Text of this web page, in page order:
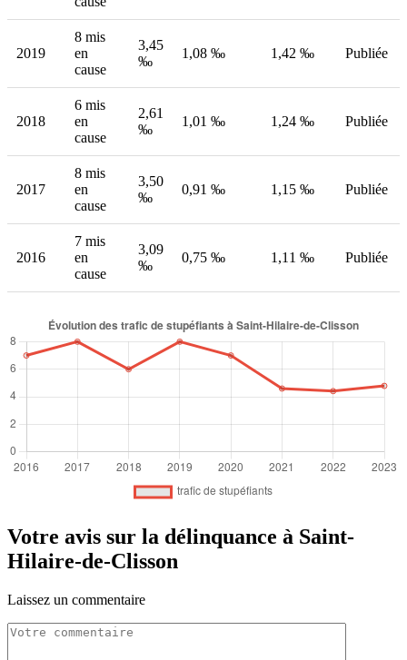
2019
8 mis
en
cause
3,45
‰
1,08 ‰ 1,42 ‰ Publiée
2018
6 mis
en
cause
2,61
‰
1,01 ‰ 1,24 ‰ Publiée
2017
8 mis
en
cause
3,50
‰
0,91 ‰ 1,15 ‰ Publiée
2016
7 mis
en
cause
3,09
‰
0,75 ‰ 1,11 ‰ Publiée
Votre avis sur la délinquance à Saint-
Hilaire-de-Clisson
Laissez un commentaire